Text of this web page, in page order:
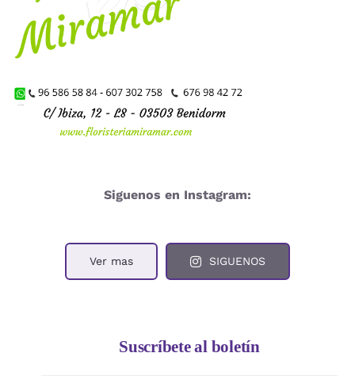
Siguenos en Instagram:
Ver mas SIGUENOS
Suscríbete al boletín